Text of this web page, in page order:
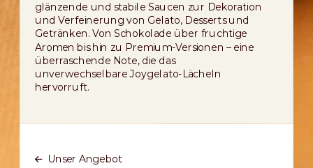
glänzende und stabile Saucen zur Dekoration
und Verfeinerung von Gelato, Desserts und
Getränken. Von Schokolade über fruchtige
Aromen bis hin zu Premium-Versionen – eine
überraschende Note, die das
unverwechselbare Joygelato-Lächeln
hervorruft.
Unser Angebot